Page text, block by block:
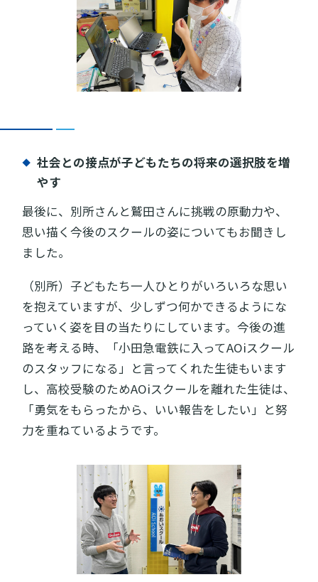
社会との接点が子どもたちの将来の選択肢を増
やす
最後に、別所さんと鷲田さんに挑戦の原動力や、
思い描く今後のスクールの姿についてもお聞きし
ました。
（別所）子どもたち一人ひとりがいろいろな思い
を抱えていますが、少しずつ何かできるようにな
っていく姿を目の当たりにしています。今後の進
路を考える時、「小田急電鉄に入ってAOiスクール
のスタッフになる」と言ってくれた生徒もいます
し、高校受験のためAOiスクールを離れた生徒は、
「勇気をもらったから、いい報告をしたい」と努
力を重ねているようです。